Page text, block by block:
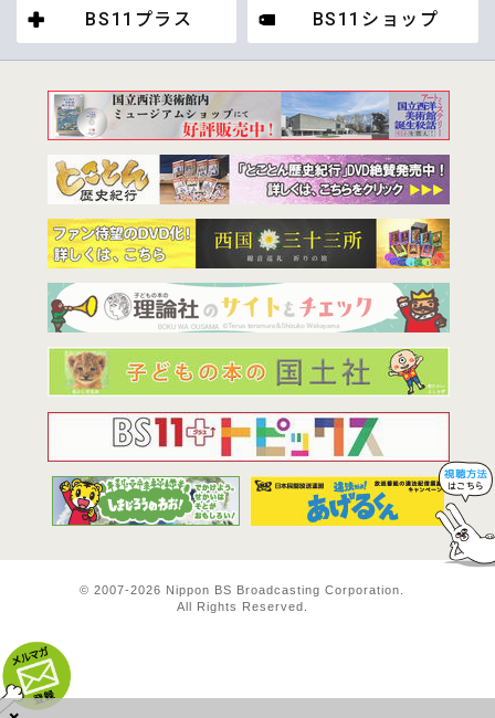
BS11プラス BS11ショップ
© 2007-2026 Nippon BS Broadcasting Corporation.
All Rights Reserved.